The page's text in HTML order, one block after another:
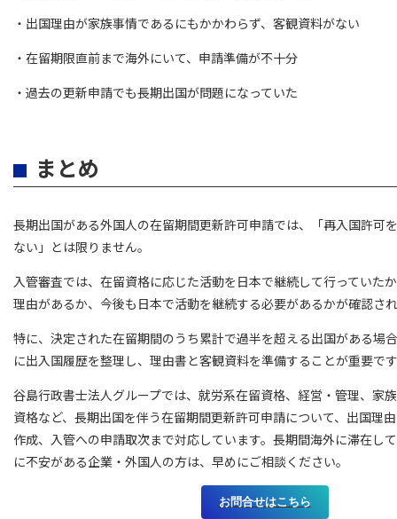
・出国理由が家族事情であるにもかかわらず、客観資料がない
・在留期限直前まで海外にいて、申請準備が不十分
・過去の更新申請でも長期出国が問題になっていた
まとめ
長期出国がある外国人の在留期間更新許可申請では、「再入国許可
ない」とは限りません。
入管審査では、在留資格に応じた活動を日本で継続して行っていた
理由があるか、今後も日本で活動を継続する必要があるかが確認さ
特に、決定された在留期間のうち累計で過半を超える出国がある場
に出入国履歴を整理し、理由書と客観資料を準備することが重要で
谷島行政書士法人グループでは、就労系在留資格、経営・管理、家
資格など、長期出国を伴う在留期間更新許可申請について、出国理
作成、入管への申請取次まで対応しています。長期間海外に滞在し
に不安がある企業・外国人の方は、早めにご相談ください。
お問合せはこちら